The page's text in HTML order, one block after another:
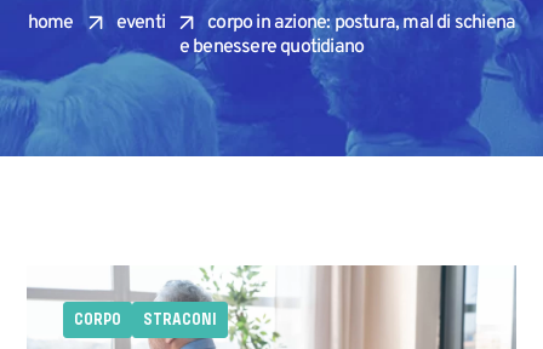
home eventi
corpo in azione: postura, mal di schiena
e benessere quotidiano
CORPO STRACONI